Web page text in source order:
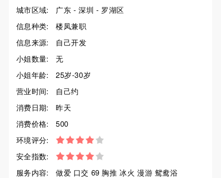
城市区域:
广东 - 深圳 - 罗湖区
信息种类:
楼凤兼职
信息来源:
自己开发
小姐数量:
无
小姐年龄:
25岁-30岁
营业时间:
自己约
消费日期:
昨天
消费价格:
500
环境评分:
安全指数:
服务内容:
做爱 口交 69 胸推 冰火 漫游 鸳鸯浴